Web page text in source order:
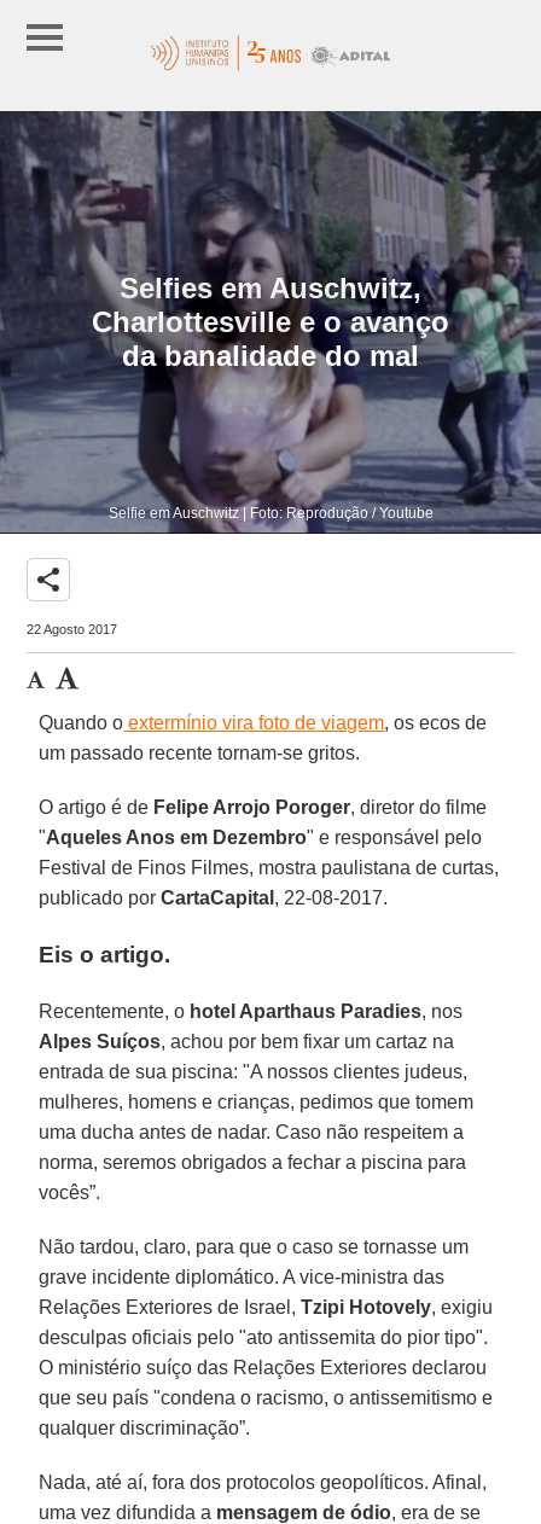
Selfies em Auschwitz,
Charlottesville e o avanço
da banalidade do mal
Selfie em Auschwitz | Foto: Reprodução / Youtube
share
22 Agosto 2017
Quando o extermínio vira foto de viagem, os ecos de
um passado recente tornam-se gritos.
O artigo é de Felipe Arrojo Poroger, diretor do filme
"Aqueles Anos em Dezembro" e responsável pelo
Festival de Finos Filmes, mostra paulistana de curtas,
publicado porCartaCapital , 22-08-2017.
Eis o artigo.
Recentemente, o hotel Aparthaus Paradies, nos
Alpes Suíços, achou por bem fixar um cartaz na
entrada de sua piscina: "A nossos clientes judeus,
mulheres, homens e crianças, pedimos que tomem
uma ducha antes de nadar. Caso não respeitem a
norma, seremos obrigados a fechar a piscina para
vocês”.
Não tardou, claro, para que o caso se tornasse um
grave incidente diplomático. A vice-ministra das
Relações Exteriores de Israel,Tzipi Hotovely, exigiu
desculpas oficiais pelo "ato antissemita do pior tipo".
O ministério suíço das Relações Exteriores declarou
que seu país "condena o racismo, o antissemitismo e
qualquer discriminação”.
Nada, até aí, fora dos protocolos geopolíticos. Afinal,
uma vez difundida a mensagem de ódio, era de se